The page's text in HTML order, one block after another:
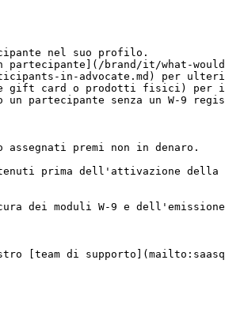
nel suo profilo.
in-advocate.md) per
gift card o prodotti fisici) per
partecipante senza un W-9
assegnati premi non in denaro.
prima dell'attivazione della
dei moduli W-9 e dell'emissione
di